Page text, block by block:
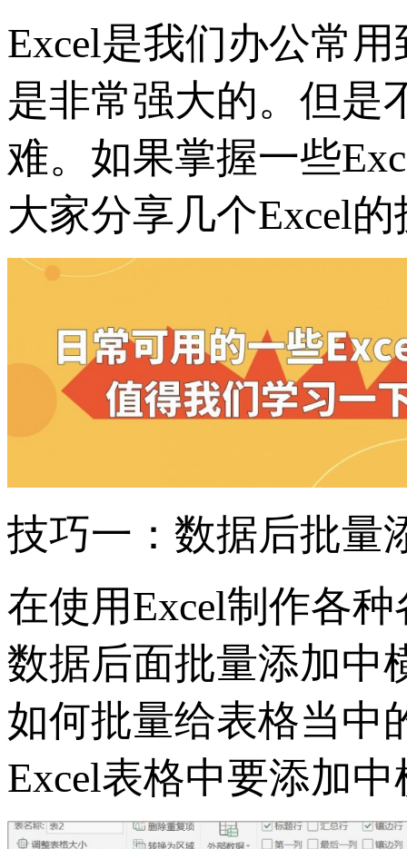
Excel是我们办公常
是非常强大的。但是
难。如果掌握一些
大家分享几个Excel
技巧一：数据后批量
在使用Excel制作各
数据后面批量添加中
如何批量给表格当中
Excel表格中要添加